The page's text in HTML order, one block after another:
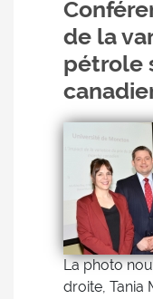
de la
pétrole
La photo
droite, Tania